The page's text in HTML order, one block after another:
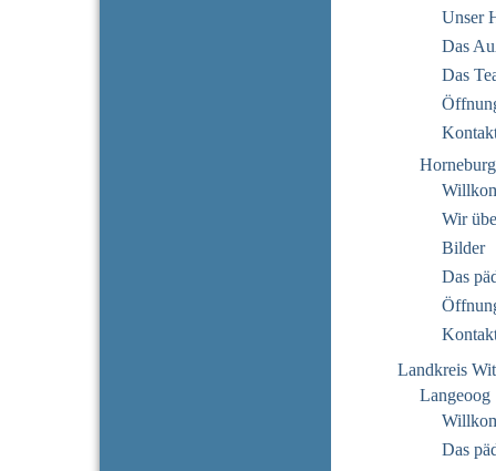
Unser
Das
Das
Wir
Bilder
Das
Landkreis
Langeoog
Das